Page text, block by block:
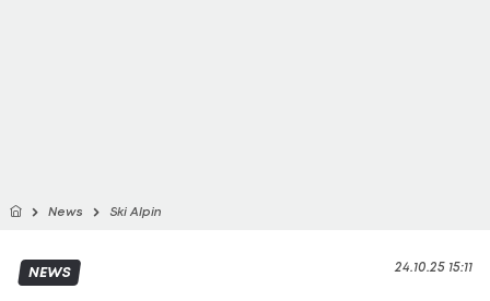
News Ski Alpin
24.10.25 15:11
NEWS